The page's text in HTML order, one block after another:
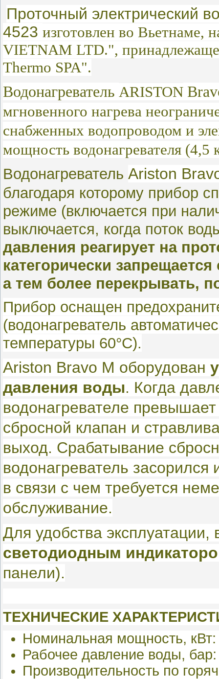
Проточный электрический
4523 изготовлен во Вьетнаме,
VIETNAM LTD.",
Thermo SPA".
Водонагреватель ARISTON
мгновенного нагрева
снабженных водопроводом и
мощность водонагревателя (4,5
Водонагреватель Ariston
благодаря которому прибор
режиме (включается при
выключается, когда поток
давления реагирует на
категорически
а тем более перекрывать,
Прибор оснащен
(водонагреватель
температуры 60°С).
Ariston Bravo M оборудован
давления воды. Когда
водонагревателе
сбросной клапан и
выход. Срабатывание
водонагреватель
в связи с чем требуется
обслуживание.
Для удобства эксплуатации,
светодиодным
панели).
ТЕХНИЧЕСКИЕ
Номинальная мощность,
Рабочее давление воды,
Производительность по